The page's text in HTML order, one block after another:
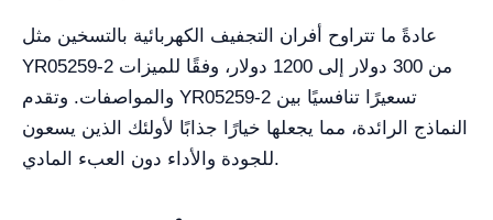
عادةً ما تتراوح أفران التجفيف الكهربائية بالتسخين مثل
YR05259-2 من 300 دولار إلى 1200 دولار، وفقًا للميزات
والمواصفات. وتقدم YR05259-2 تسعيرًا تنافسيًا بين
النماذج الرائدة، مما يجعلها خيارًا جذابًا لأولئك الذين يسعون
للجودة والأداء دون العبء المادي.